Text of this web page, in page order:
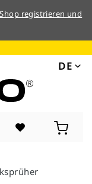
registrieren und
DE